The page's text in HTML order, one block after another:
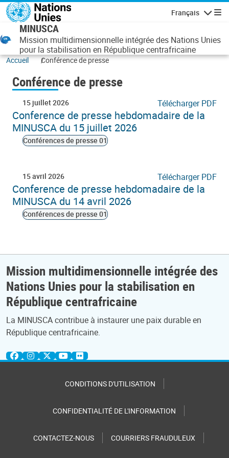
Aller au contenu principal
Français
MINUSCA
Mission multidimensionnelle intégrée des Nations Unies
pour la stabilisation en République centrafricaine
Accueil Conférence de presse
Conférence de presse
15 juillet 2026 Télécharger PDF
Conference de presse hebdomadaire de la
MINUSCA du 15 juillet 2026
Conférences de presse 01
15 avril 2026 Télécharger PDF
Conference de presse hebdomadaire de la
MINUSCA du 14 avril 2026
Conférences de presse 01
Mission multidimensionnelle intégrée des
Nations Unies pour la stabilisation en
République centrafricaine
La MINUSCA contribue à instaurer une paix durable en
République centrafricaine.
CONDITIONS D'UTILISATION
CONFIDENTIALITÉ DE L'INFORMATION
CONTACTEZ-NOUS COURRIERS FRAUDULEUX